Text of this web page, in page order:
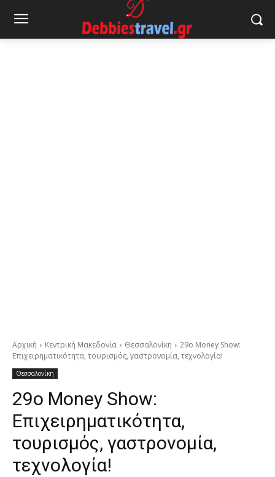
Αρχική Κεντρική Μακεδονία Θεσσαλονίκη
29o Money Show:
Επιχειρηματικότητα, τουρισμός, γαστρονομία, τεχνολογία!
Θεσσαλονίκη
29o Money Show:
Επιχειρηματικότητα,
τουρισμός, γαστρονομία,
τεχνολογία!